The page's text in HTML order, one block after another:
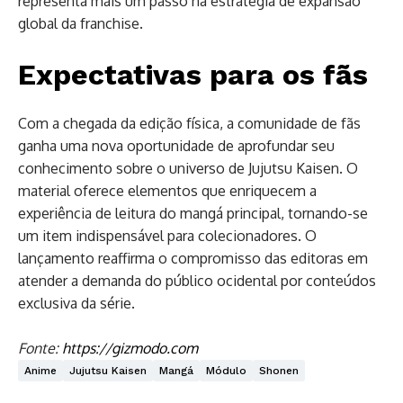
global da franchise.
Expectativas para os fãs
Com a chegada da edição física, a comunidade de fãs
ganha uma nova oportunidade de aprofundar seu
conhecimento sobre o universo de Jujutsu Kaisen. O
material oferece elementos que enriquecem a
experiência de leitura do mangá principal, tornando-se
um item indispensável para colecionadores. O
lançamento reaffirma o compromisso das editoras em
atender a demanda do público ocidental por conteúdos
exclusiva da série.
Fonte: https://gizmodo.com
Anime Jujutsu Kaisen Mangá Módulo Shonen